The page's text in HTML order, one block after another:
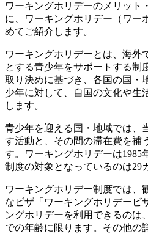
ワーキングホリデーのメリット
に、ワーキングホリデー（ワー
めてご紹介します。
ワーキングホリデーとは、海外
とする青少年をサポートする制
取り決めに基づき、各国の国・
少年に対して、自国の文化や生
します。
青少年を迎える国・地域では、
す活動と、その間の滞在費を補
す。ワーキングホリデーは1985
制度の対象となっているのは29
ワーキングホリデー制度では、
なビザ「ワーキングホリデービ
ングホリデーを利用できるのは
での年齢に限ります。その他の